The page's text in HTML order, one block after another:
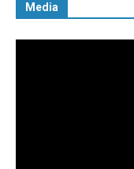
Media